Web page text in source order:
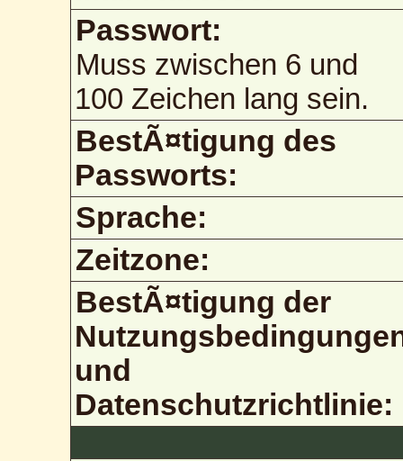
Passwort:
Muss zwischen 6 und
100 Zeichen lang sein.
BestÃ¤tigung des
Passworts:
Sprache:
Zeitzone:
BestÃ¤tigung der
und
Datenschutzrichtlinie: